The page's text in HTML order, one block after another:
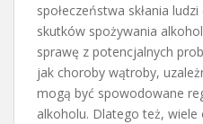
społeczeństwa skłania
skutków spożywania
sprawę z potencjalnych
jak choroby wątroby,
mogą być spowodowane
alkoholu. Dlatego też, wiele